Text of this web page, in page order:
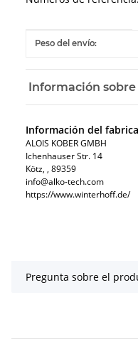
Peso del envío:
Información
Información del
ALOIS KOBER GMBH​
Ichenhauser Str. 14
Kötz​, , 89359
info@alko-tech.com
https://www.winterhoff.de/
Pregunta sobre el